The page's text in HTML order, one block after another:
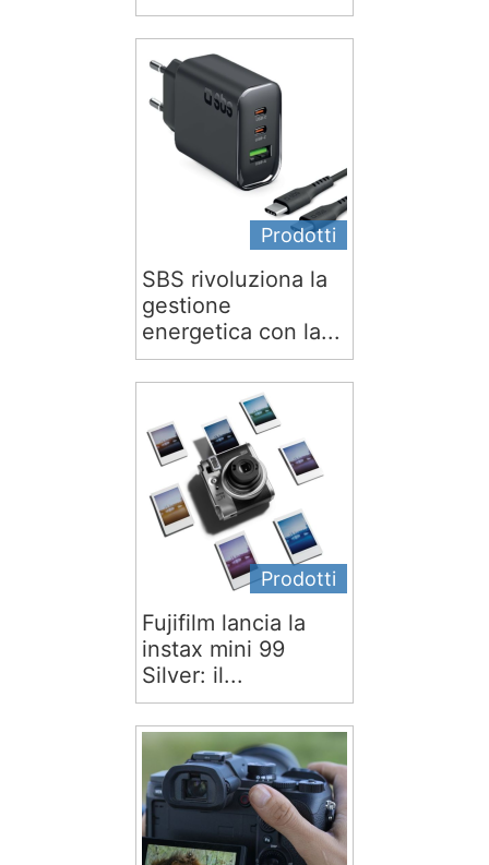
Prodotti
SBS rivoluziona la
gestione
energetica con la...
Prodotti
Fujifilm lancia la
instax mini 99
Silver: il...